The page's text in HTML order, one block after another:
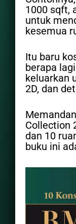
1000 sqft,
untuk
kesemua
Itu baru
berapa
keluarkan
2D, dan
Collection
dan 10
buku ini